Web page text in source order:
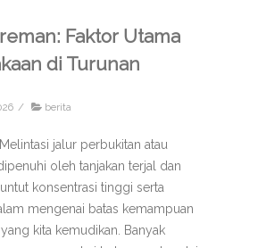
Faktor Utama
di Turunan
/ berita
Melintasi jalur perbukitan atau
oleh tanjakan terjal dan
konsentrasi tinggi serta
mengenai batas kemampuan
kita kemudikan. Banyak